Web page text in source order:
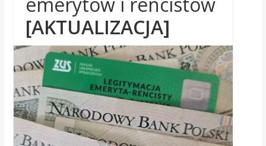
[AKTUALIZACJA]